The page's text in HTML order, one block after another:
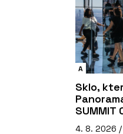
A
Sklo,
SUMMIT
4. 8. 2026 /